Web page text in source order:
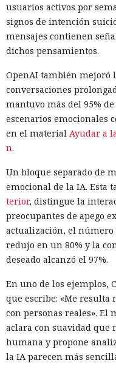
usuarios activos por
signos de intención
mensajes contienen
dichos pensamientos.
OpenAI también mejoró
conversaciones
mantuvo más del 95%
escenarios emocionales
en el material Ayudar a
n.
Un bloque separado de
emocional de la IA. Esta
terior, distingue la
preocupantes de apego
actualización, el número
redujo en un 80% y la
deseado alcanzó el 97%.
En uno de los ejemplos,
que escribe: «Me resulta
con personas reales». El
aclara con suavidad
humana y propone
la IA parecen más